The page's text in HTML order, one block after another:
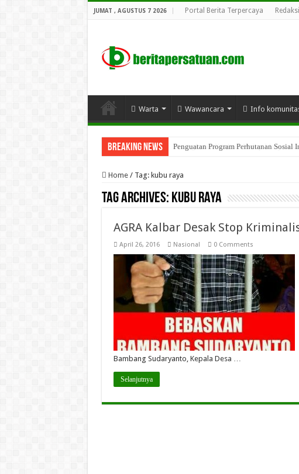
JUMAT , AGUSTUS 7 2026 Portal Berita Terpercaya Redaksi
Warta Wawancara Info
Breaking News Penguatan Program Perhutanan Sosial
Home / Tag: kubu raya
Tag Archives: kubu raya
AGRA Kalbar Desak Stop
April 26, 2016 Nasional 0 Comments
Bambang Sudaryanto, Kepala Desa …
Selanjutnya